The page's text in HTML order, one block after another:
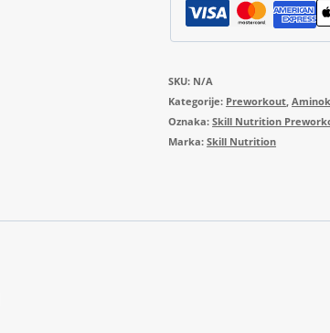
SKU: N/A
Kategorije: Preworkout,
Oznaka:Skill Nutrition
Marka:Skill Nutrition